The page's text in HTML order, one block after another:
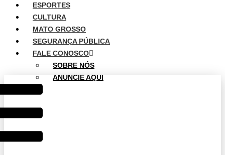
ESPORTES
CULTURA
MATO GROSSO
SEGURANÇA PÚBLICA
FALE CONOSCO
SOBRE NÓS
ANUNCIE AQUI